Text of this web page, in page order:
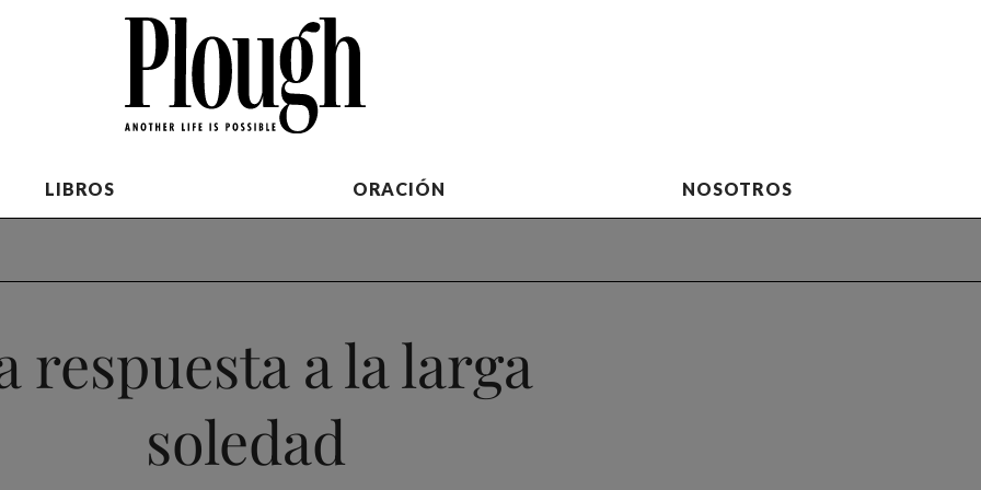
LIBROS ORACIÓN NOSOTROS
respuesta a la larga
soledad